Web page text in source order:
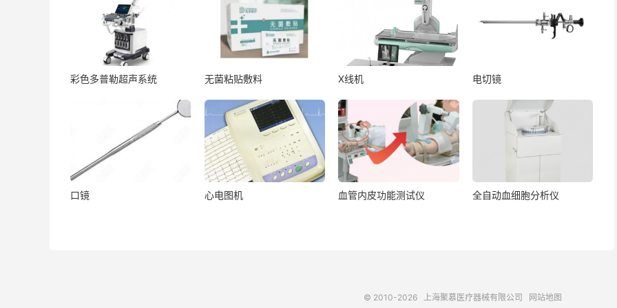
彩色多普勒超声系统 无菌粘贴敷料 X线机 电切镜
口镜 心电图机 血管内皮功能测试仪 全自动血细胞分析仪
© 2010-2026 上海聚慕医疗器械有限公司 网站地图